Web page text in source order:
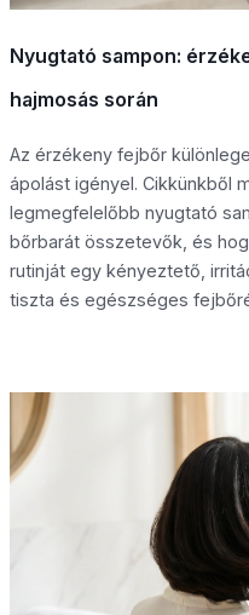
Nyugtató sampon:
hajmosás során
Az érzékeny fejbőr
ápolást igényel. Cikkünkből
legmegfelelőbb nyugtató
bőrbarát összetevők, és
rutinját egy kényeztető,
tiszta és egészséges